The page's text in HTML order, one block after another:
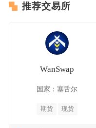
推荐交易所
WanSwap
国家：塞舌尔
期货 现货